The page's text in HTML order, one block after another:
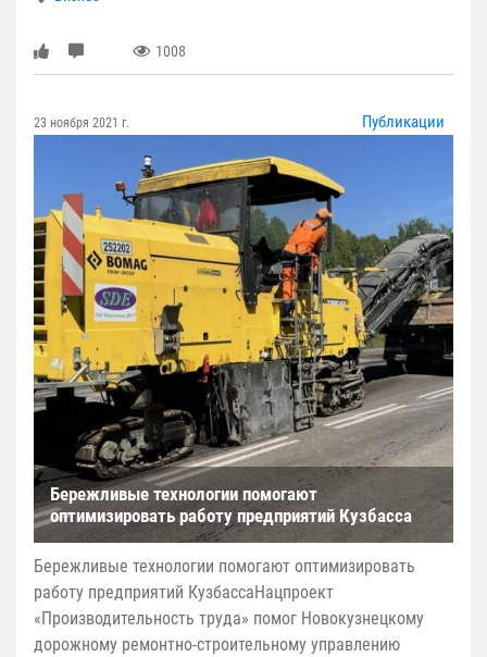
1008
23 ноября 2021 г. Публикации
Бережливые технологии помогают
оптимизировать работу предприятий Кузбасса
Бережливые технологии помогают оптимизировать
работу предприятий КузбассаНацпроект
«Производительность труда» помог Новокузнецкому
дорожному ремонтно-строительному управлению